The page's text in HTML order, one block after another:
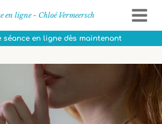
en ligne - Chloé Vermeersch
séance en ligne dès maintenant